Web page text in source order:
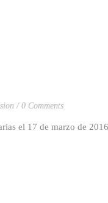
0 Comments
el 17 de marzo de 2016